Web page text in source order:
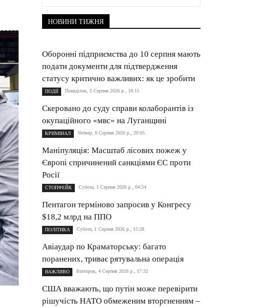
НОВИНИ ТИЖНЯ
Оборонні підприємства до 10 серпня мають
подати документи для підтвердження
статусу критично важливих: як це зробити
ПОДІЇ Понеділок, 3 Серпня 2026 р., 18:15
Скеровано до суду справи колаборантів із
окупаційного «мвс» на Луганщині
КРИМІНАЛ Четвер, 6 Серпня 2026 р., 20:05
Маніпуляція: Масштаб лісових пожеж у
Європі спричинений санкціями ЄС проти
Росії
СТОПФЕЙК Субота, 1 Серпня 2026 р., 04:54
Пентагон терміново запросив у Конгресу
$18,2 млрд на ППО
ПОЛІТИКА Субота, 1 Серпня 2026 р., 15:28
Авіаудар по Краматорську: багато
поранених, триває рятувальна операція
ВАЖЛИВО Вівторок, 4 Серпня 2026 р., 17:32
США вважають, що путін може перевірити
рішучість НАТО обмеженим вторгненням –